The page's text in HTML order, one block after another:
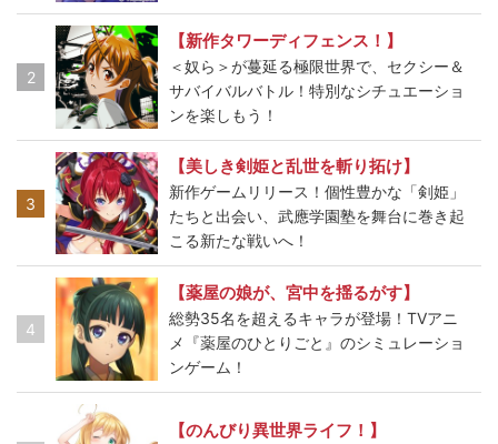
2
【新作タワーディフェンス！】
＜奴ら＞が蔓延る極限世界で、セクシー＆
サバイバルバトル！特別なシチュエーショ
ンを楽しもう！
3
【美しき剣姫と乱世を斬り拓け】
新作ゲームリリース！個性豊かな「剣姫」
たちと出会い、武應学園塾を舞台に巻き起
こる新たな戦いへ！
4
【薬屋の娘が、宮中を揺るがす】
総勢35名を超えるキャラが登場！TVアニ
メ『薬屋のひとりごと』のシミュレーショ
ンゲーム！
【のんびり異世界ライフ！】